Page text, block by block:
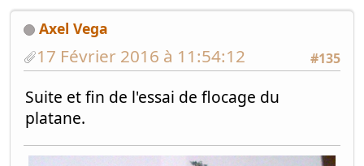
Axel Vega
#135
17 Février 2016 à 11:54:12
Suite et fin de l'essai de flocage du
platane.